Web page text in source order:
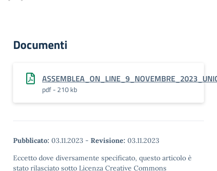
Documenti
pdf - 210 kb
Pubblicato: 03.11.2023 - Revisione: 03.11.2023
Eccetto dove diversamente specificato, questo articolo è
stato rilasciato sotto Licenza Creative Commons